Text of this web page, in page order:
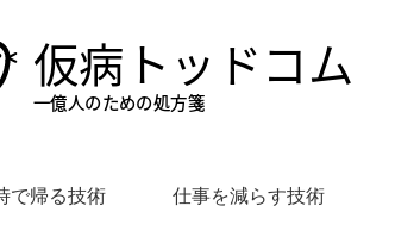
で帰る技術 仕事を減らす技術